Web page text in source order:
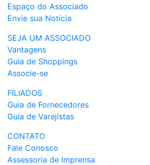
Espaço do Associado
Envie sua Notícia
SEJA UM ASSOCIADO
Vantagens
Guia de Shoppings
Associe-se
FILIADOS
Guia de Fornecedores
Guia de Varejistas
CONTATO
Fale Conosco
Assessoria de Imprensa